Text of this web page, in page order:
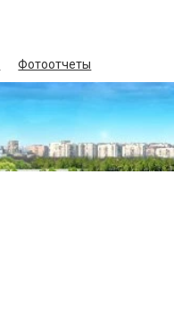
Фотоотчеты